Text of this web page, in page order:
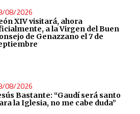
08/2026
XIV visitará, ahora
a la Virgen del Buen
de Genazzano el 7 de
08/2026
Bastante: “Gaudí será santo
la Iglesia, no me cabe duda”